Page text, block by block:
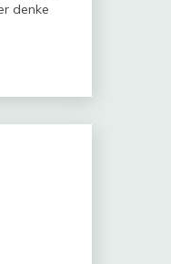
denke